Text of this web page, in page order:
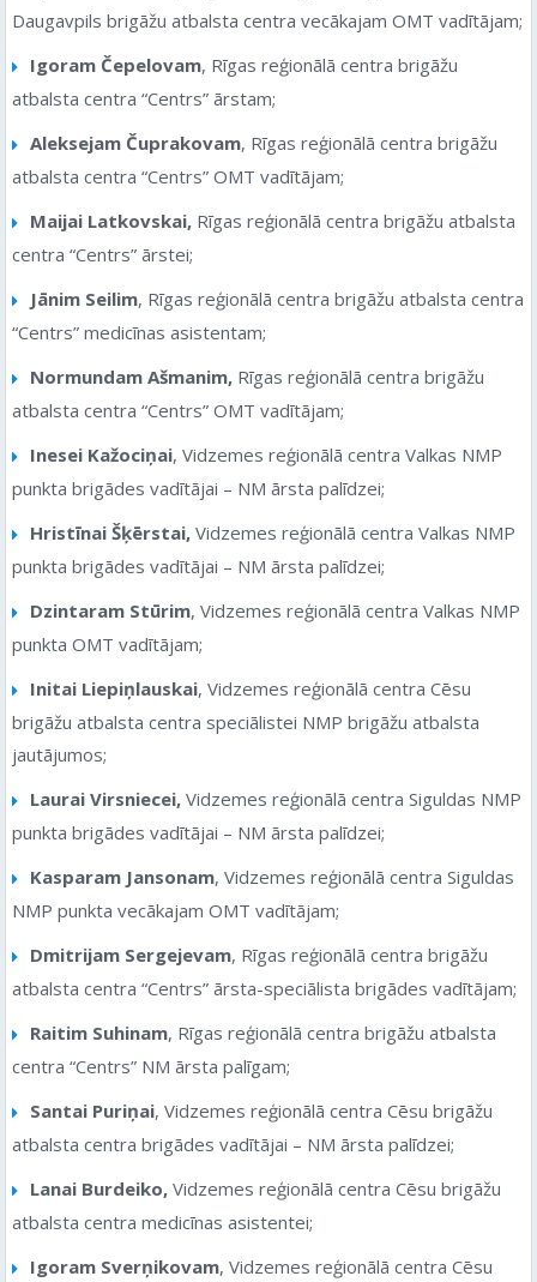
Daugavpils brigāžu atbalsta centra vecākajam OMT vadītājam;
Igoram Čepelovam, Rīgas reģionālā centra brigāžu
atbalsta centra “Centrs” ārstam;
Aleksejam Čuprakovam, Rīgas reģionālā centra brigāžu
atbalsta centra “Centrs” OMT vadītājam;
Maijai Latkovskai, Rīgas reģionālā centra brigāžu atbalsta
centra “Centrs” ārstei;
Jānim Seilim, Rīgas reģionālā centra brigāžu atbalsta centra
“Centrs” medicīnas asistentam;
Normundam Ašmanim, Rīgas reģionālā centra brigāžu
atbalsta centra “Centrs” OMT vadītājam;
Inesei Kažociņai, Vidzemes reģionālā centra Valkas NMP
punkta brigādes vadītājai – NM ārsta palīdzei;
Hristīnai Šķērstai, Vidzemes reģionālā centra Valkas NMP
punkta brigādes vadītājai – NM ārsta palīdzei;
Dzintaram Stūrim, Vidzemes reģionālā centra Valkas NMP
punkta OMT vadītājam;
Initai Liepiņlauskai, Vidzemes reģionālā centra Cēsu
brigāžu atbalsta centra speciālistei NMP brigāžu atbalsta
jautājumos;
Laurai Virsniecei, Vidzemes reģionālā centra Siguldas NMP
punkta brigādes vadītājai – NM ārsta palīdzei;
Kasparam Jansonam, Vidzemes reģionālā centra Siguldas
NMP punkta vecākajam OMT vadītājam;
Dmitrijam Sergejevam, Rīgas reģionālā centra brigāžu
atbalsta centra “Centrs” ārsta-speciālista brigādes vadītājam;
Raitim Suhinam, Rīgas reģionālā centra brigāžu atbalsta
centra “Centrs” NM ārsta palīgam;
Santai Puriņai, Vidzemes reģionālā centra Cēsu brigāžu
atbalsta centra brigādes vadītājai – NM ārsta palīdzei;
Lanai Burdeiko, Vidzemes reģionālā centra Cēsu brigāžu
atbalsta centra medicīnas asistentei;
Igoram Sverņikovam, Vidzemes reģionālā centra Cēsu